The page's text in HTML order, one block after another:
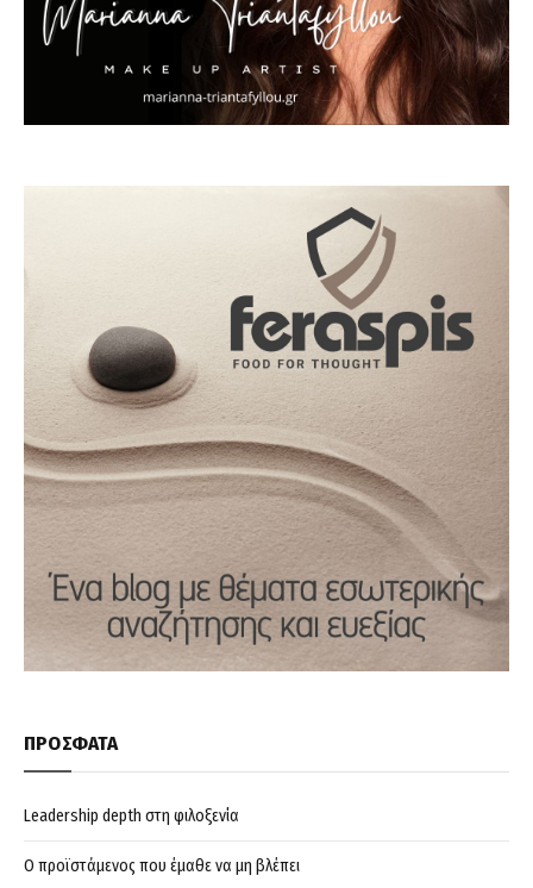
ΠΡΟΣΦΑΤΑ
Leadership depth στη φιλοξενία
Ο προϊστάμενος που έμαθε να μη βλέπει